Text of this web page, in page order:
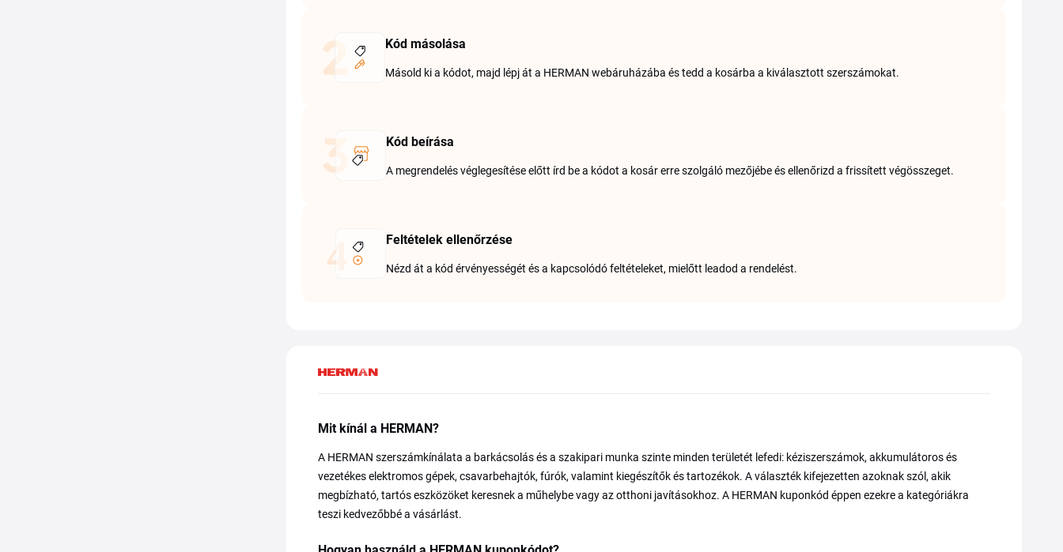
Kód másolása
Másold ki a kódot, majd lépj át a HERMAN webáruházába és tedd a kosárba a kiválasztott szerszámokat.
Kód beírása
A megrendelés véglegesítése előtt írd be a kódot a kosár erre szolgáló mezőjébe és ellenőrizd a frissített végösszeget.
Feltételek ellenőrzése
Nézd át a kód érvényességét és a kapcsolódó feltételeket, mielőtt leadod a rendelést.
Mit kínál a HERMAN?
A HERMAN szerszámkínálata a barkácsolás és a szakipari munka szinte minden területét lefedi: kéziszerszámok, akkumulátoros és
vezetékes elektromos gépek, csavarbehajtók, fúrók, valamint kiegészítők és tartozékok. A választék kifejezetten azoknak szól, akik
megbízható, tartós eszközöket keresnek a műhelybe vagy az otthoni javításokhoz. A HERMAN kuponkód éppen ezekre a kategóriákra
teszi kedvezőbbé a vásárlást.